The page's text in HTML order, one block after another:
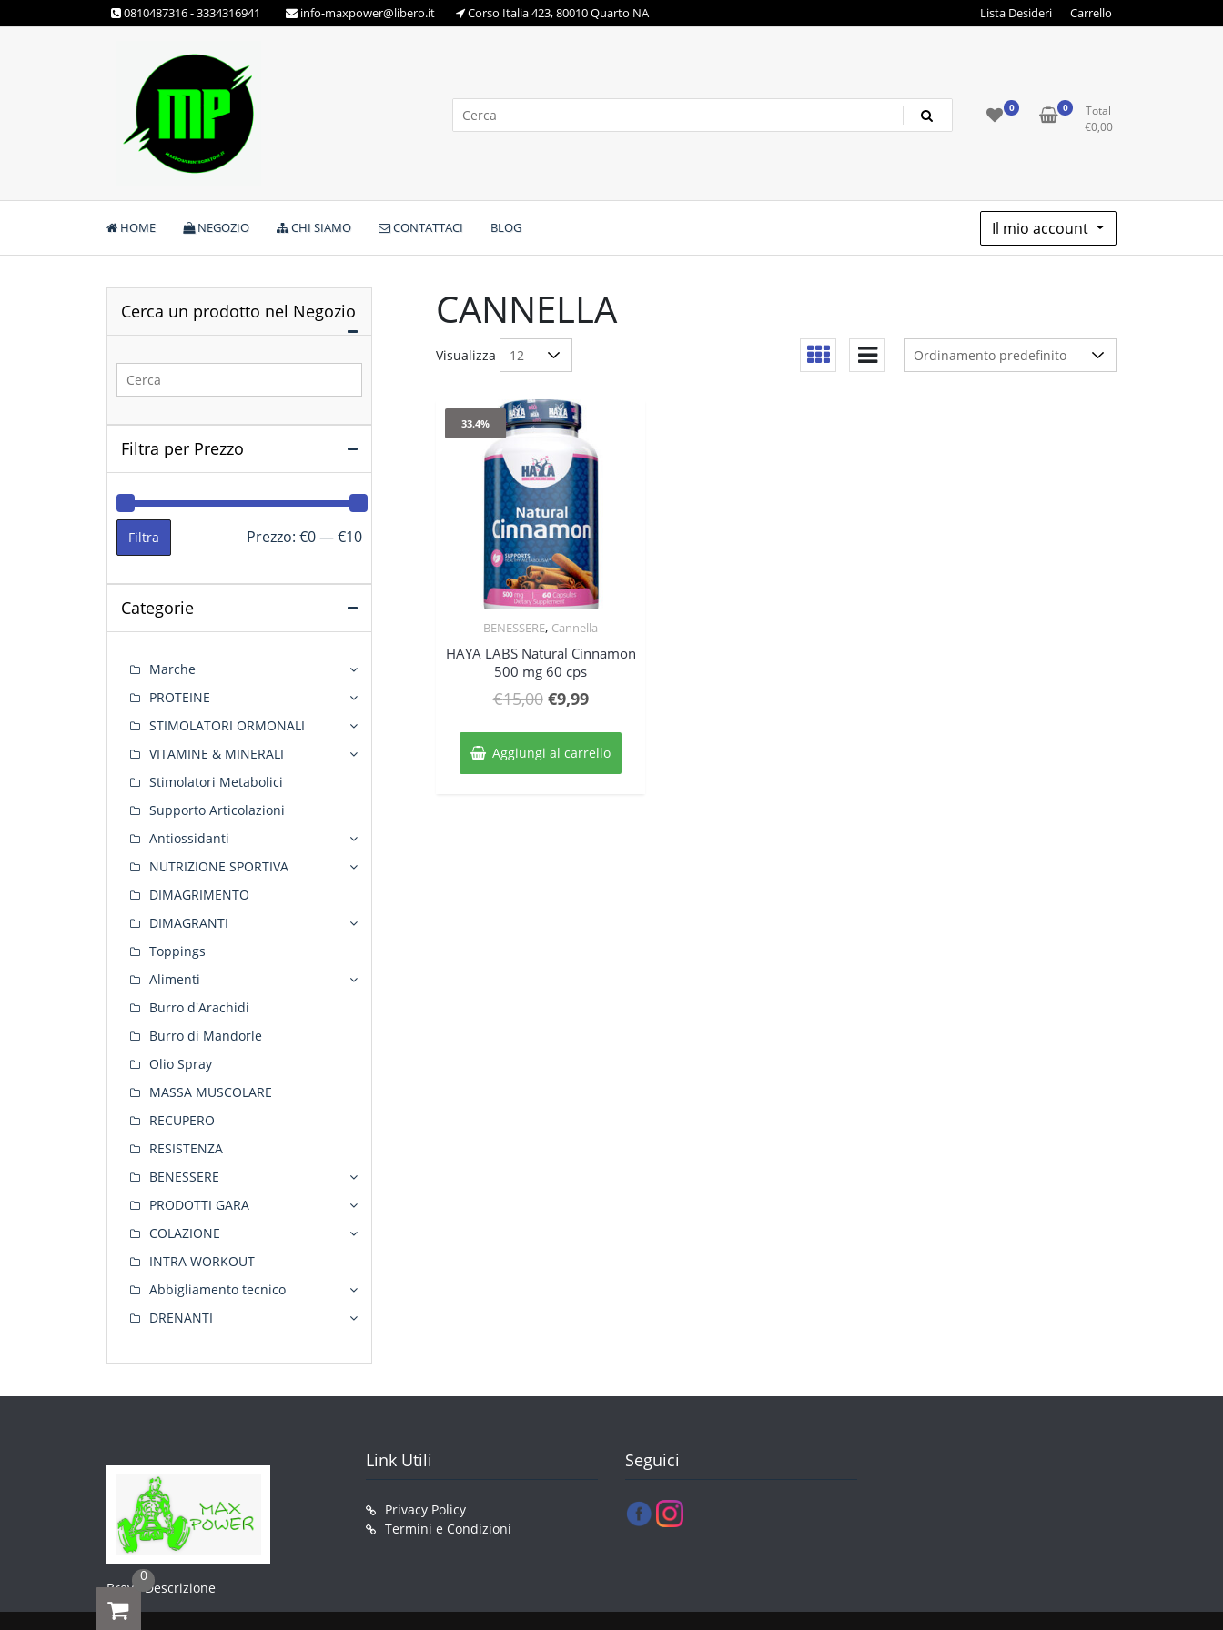
to
0810487316 - 3334316941 info-maxpower@libero.it Corso Italia 423, 80010 Quarto NA Lista Desideri Carrello
Max Power Integratori
0 0
Total
€0,00
HOME NEGOZIO CHI SIAMO CONTATTACI BLOG Il mio account
CANNELLA
Visualizza
33.4%
BENESSERE, Cannella
HAYA LABS Natural Cinnamon
500 mg 60 cps
€15,00 Il
originale
era:
€9,99Il
attuale
è:
Aggiungi al carrello
Cerca un prodotto nel Negozio
Filtra per Prezzo
Prezzo
Prezzo
Filtra Prezzo: €0—€10
Categorie
Marche
PROTEINE
STIMOLATORI ORMONALI
VITAMINE & MINERALI
Stimolatori Metabolici
Supporto Articolazioni
Antiossidanti
NUTRIZIONE SPORTIVA
DIMAGRIMENTO
DIMAGRANTI
Toppings
Alimenti
Burro d'Arachidi
Burro di Mandorle
Olio Spray
MASSA MUSCOLARE
RECUPERO
RESISTENZA
BENESSERE
PRODOTTI GARA
COLAZIONE
INTRA WORKOUT
Abbigliamento tecnico
DRENANTI
Breve Descrizione
Link Utili
Privacy Policy
Termini e Condizioni
Seguici
0